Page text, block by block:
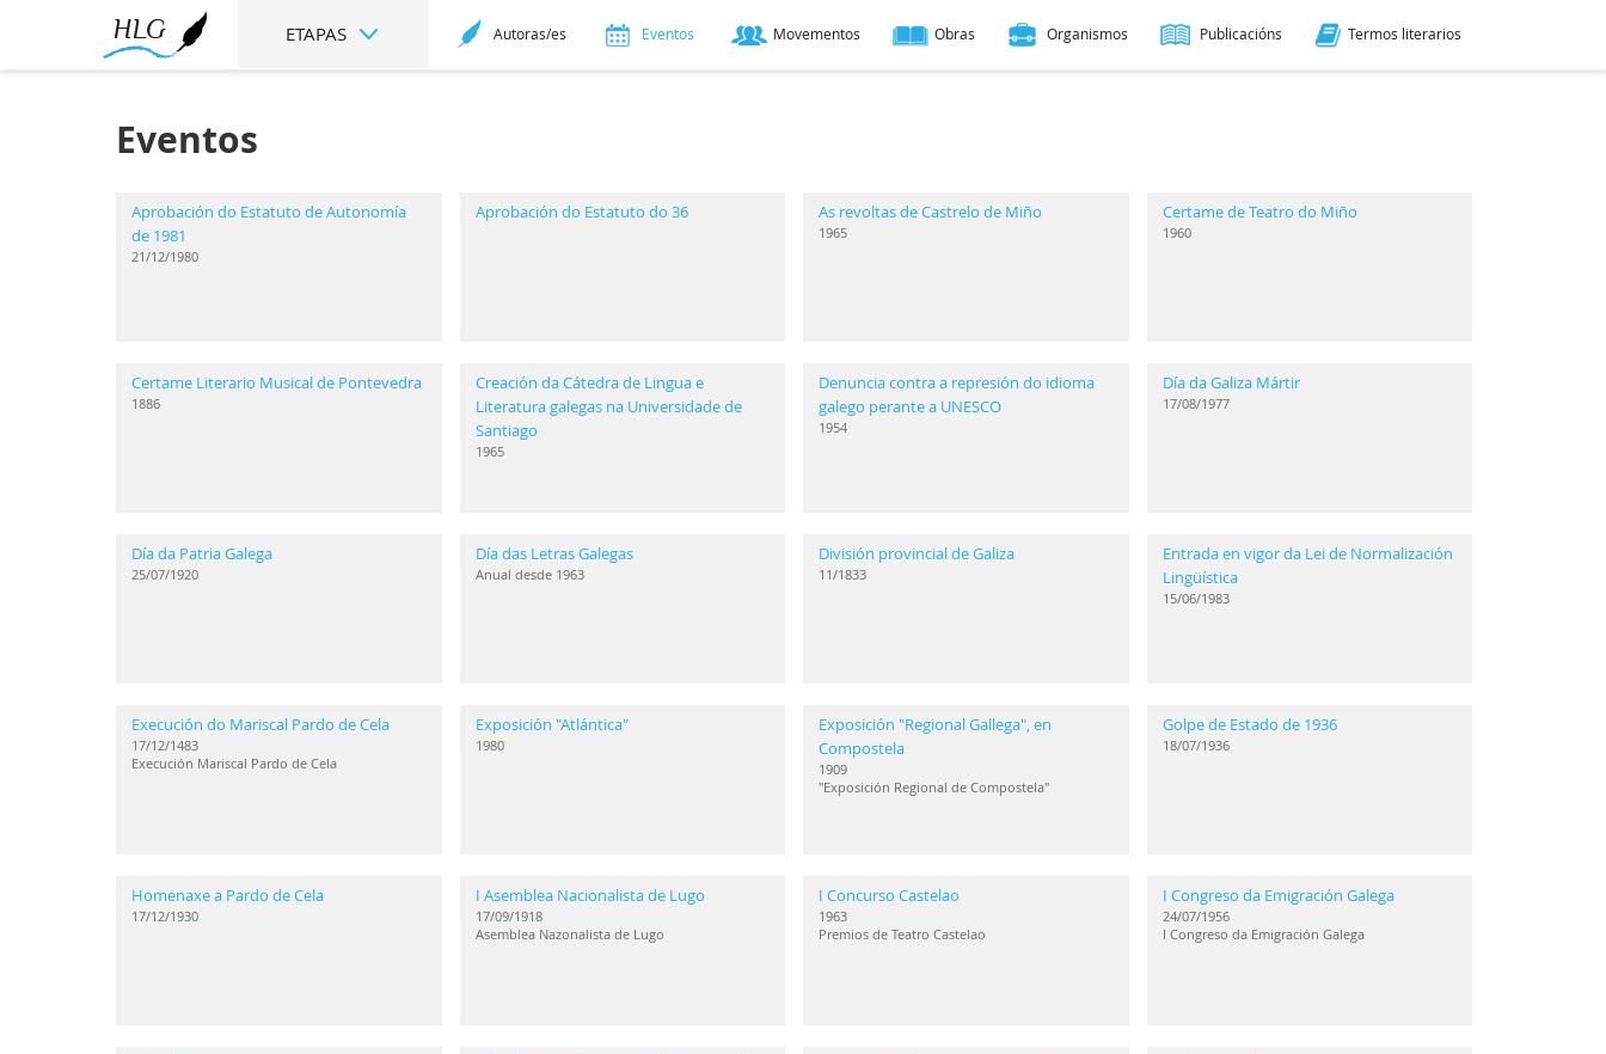
ETAPAS Autoras/es Eventos Movementos Obras Organismos Publicacións Termos literarios
Eventos
Aprobación do Estatuto de Autonomía
de 1981
21/12/1980
Aprobación do Estatuto do 36 As revoltas de Castrelo de Miño
1965
Certame de Teatro do Miño
1960
Certame Literario Musical de Pontevedra
1886
Creación da Cátedra de Lingua e
Literatura galegas na Universidade de
Santiago
1965
Denuncia contra a represión do idioma
galego perante a UNESCO
1954
Día da Galiza Mártir
17/08/1977
Día da Patria Galega
25/07/1920
Día das Letras Galegas
Anual desde 1963
División provincial de Galiza
11/1833
Entrada en vigor da Lei de Normalización
Lingüística
15/06/1983
Execución do Mariscal Pardo de Cela
17/12/1483
Execución Mariscal Pardo de Cela
Exposición "Atlántica"
1980
Exposición "Regional Gallega", en
Compostela
1909
"Exposición Regional de Compostela"
Golpe de Estado de 1936
18/07/1936
Homenaxe a Pardo de Cela
17/12/1930
I Asemblea Nacionalista de Lugo
17/09/1918
Asemblea Nazonalista de Lugo
I Concurso Castelao
1963
Premios de Teatro Castelao
I Congreso da Emigración Galega
24/07/1956
I Congreso da Emigración Galega